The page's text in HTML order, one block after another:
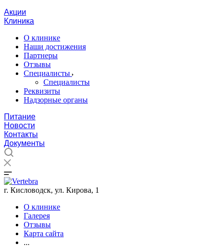
Акции
Клиника
О клинике
Наши достижения
Партнеры
Отзывы
Специалисты
Специалисты
Реквизиты
Надзорные органы
Питание
Новости
Контакты
Документы
г. Кисловодск, ул. Кирова, 1
О клинике
Галерея
Отзывы
Карта сайта
...